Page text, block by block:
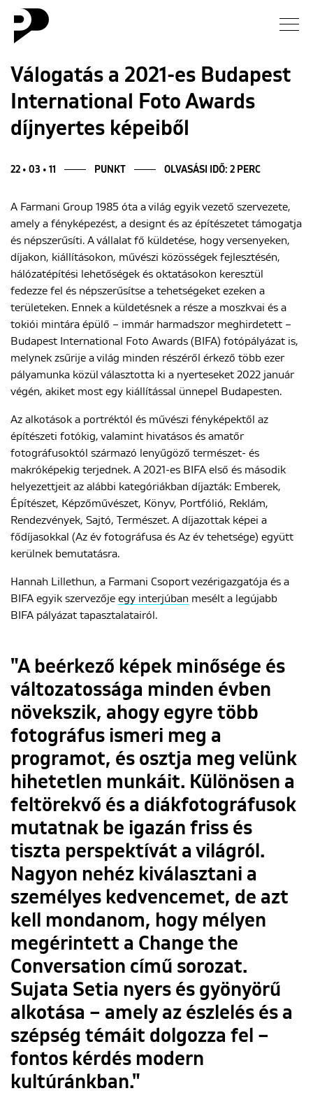
Hírek
Galéria
Blog
Rólunk
ENGLISH
Válogatás a 2021-es Budapest
International Foto Awards
díjnyertes képeiből
22 • 03 • 11 PUNKT OLVASÁSI IDŐ: 2 PERC
A Farmani Group 1985 óta a világ egyik vezető szervezete,
amely a fényképezést, a designt és az építészetet támogatja
és népszerűsíti. A vállalat fő küldetése, hogy versenyeken,
díjakon, kiállításokon, művészi közösségek fejlesztésén,
hálózatépítési lehetőségek és oktatásokon keresztül
fedezze fel és népszerűsítse a tehetségeket ezeken a
területeken. Ennek a küldetésnek a része a moszkvai és a
tokiói mintára épülő – immár harmadszor meghirdetett –
Budapest International Foto Awards (BIFA) fotópályázat is,
melynek zsűrije a világ minden részéről érkező több ezer
pályamunka közül választotta ki a nyerteseket 2022 január
végén, akiket most egy kiállítással ünnepel Budapesten.
Az alkotások a portréktól és művészi fényképektől az
építészeti fotókig, valamint hivatásos és amatőr
fotográfusoktól származó lenyűgöző természet- és
makróképekig terjednek. A 2021-es BIFA első és második
helyezettjeit az alábbi kategóriákban díjazták: Emberek,
Építészet, Képzőművészet, Könyv, Portfólió, Reklám,
Rendezvények, Sajtó, Természet. A díjazottak képei a
fődíjasokkal (Az év fotográfusa és Az év tehetsége) együtt
kerülnek bemutatásra.
Hannah Lillethun, a Farmani Csoport vezérigazgatója és a
BIFA egyik szervezője egy interjúban mesélt a legújabb
BIFA pályázat tapasztalatairól.
"A beérkező képek minősége és
változatossága minden évben
növekszik, ahogy egyre több
fotográfus ismeri meg a
programot, és osztja meg velünk
hihetetlen munkáit. Különösen a
feltörekvő és a diákfotográfusok
mutatnak be igazán friss és
tiszta perspektívát a világról.
Nagyon nehéz kiválasztani a
személyes kedvencemet, de azt
kell mondanom, hogy mélyen
megérintett a Change the
Conversation című sorozat.
Sujata Setia nyers és gyönyörű
alkotása – amely az észlelés és a
szépség témáit dolgozza fel –
fontos kérdés modern
kultúránkban."